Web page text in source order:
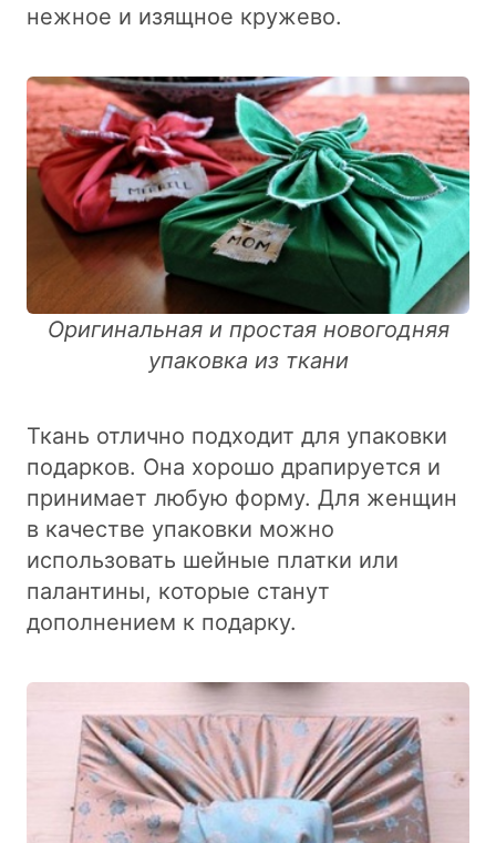
нежное и изящное кружево.
Оригинальная и простая новогодняя
упаковка из ткани
Ткань отлично подходит для упаковки
подарков. Она хорошо драпируется и
принимает любую форму. Для женщин
в качестве упаковки можно
использовать шейные платки или
палантины, которые станут
дополнением к подарку.